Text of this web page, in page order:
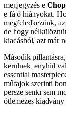
megjegyzés e
e fájó hiányokat.
megfeledkezünk,
de hogy
kiadásból, azt már
Második
kerülnek, enyhül
essential
műfajok szerinti
persze senki sem
ötlemezes kiadvány